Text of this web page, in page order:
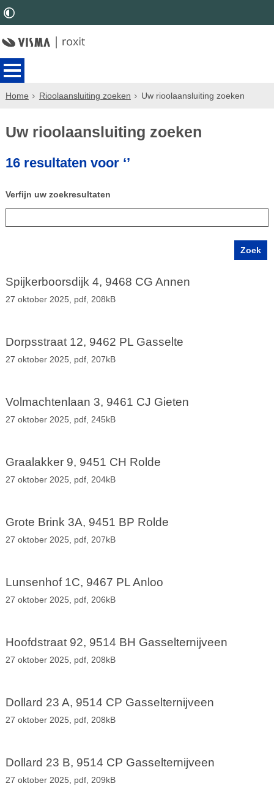
Home Rioolaansluiting zoeken Uw rioolaansluiting zoeken
Uw rioolaansluiting zoeken
16 resultaten voor ‘’
Verfijn uw zoekresultaten
Spijkerboorsdijk 4, 9468 CG Annen
27 oktober 2025, pdf, 208kB
Dorpsstraat 12, 9462 PL Gasselte
27 oktober 2025, pdf, 207kB
Volmachtenlaan 3, 9461 CJ Gieten
27 oktober 2025, pdf, 245kB
Graalakker 9, 9451 CH Rolde
27 oktober 2025, pdf, 204kB
Grote Brink 3A, 9451 BP Rolde
27 oktober 2025, pdf, 207kB
Lunsenhof 1C, 9467 PL Anloo
27 oktober 2025, pdf, 206kB
Hoofdstraat 92, 9514 BH Gasselternijveen
27 oktober 2025, pdf, 208kB
Dollard 23 A, 9514 CP Gasselternijveen
27 oktober 2025, pdf, 208kB
Dollard 23 B, 9514 CP Gasselternijveen
27 oktober 2025, pdf, 209kB